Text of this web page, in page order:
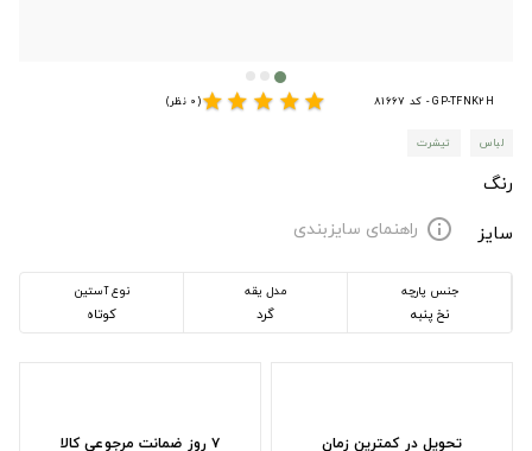
GP-TFNK2H - کد 81667 star
star
star
star
star(0 نظر)
لباس تیشرت
رنگ
سایز
info راهنمای سایزبندی
جنس پارچه
نخ پنبه
مدل یقه
گرد
نوع آستین
کوتاه
تحویل در کمترین زمان ۷ روز ضمانت مرجوعی کالا